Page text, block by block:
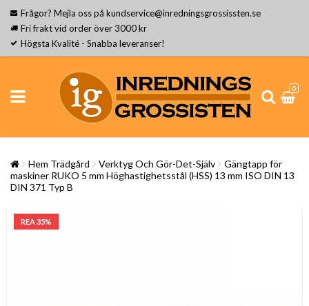
Frågor? Mejla oss på kundservice@inredningsgrossissten.se
Fri frakt vid order över 3000 kr
Högsta Kvalité - Snabba leveranser!
0
Hem Trädgård Verktyg Och Gör-Det-Själv
Gängtapp för
maskiner RUKO 5 mm Höghastighetsstål (HSS) 13 mm ISO DIN 13
DIN 371 Typ B
REA 35%